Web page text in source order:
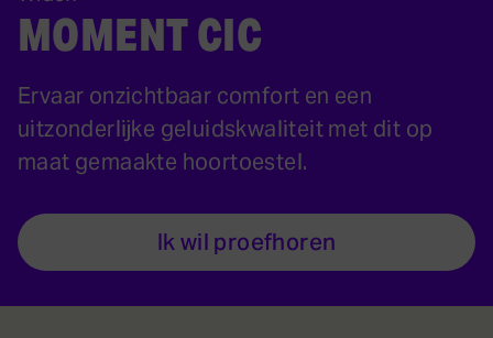
MOMENT CIC
Ervaar onzichtbaar comfort en een
uitzonderlijke geluidskwaliteit met dit op
maat gemaakte hoortoestel.
Ik wil proefhoren